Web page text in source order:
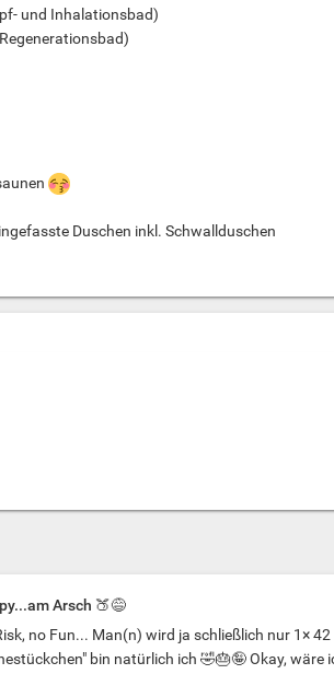
und Inhalationsbad)
Duschen inkl. Schwallduschen
Arsch 🍑😅
no Fun... Man(n) wird ja schließlich nur 1× 42
bin natürlich ich 🤣🎂🤪 Okay, wäre